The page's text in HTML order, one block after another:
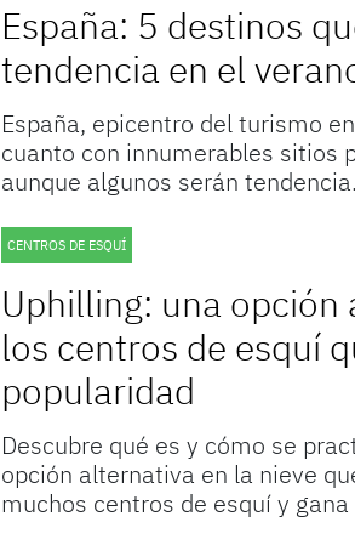
España: 5 destinos
tendencia en el
España, epicentro del turismo
cuanto con innumerables sitios
aunque algunos serán
CENTROS DE ESQUÍ
Uphilling: una opción
los centros de esquí
popularidad
Descubre qué es y cómo se
opción alternativa en la nieve
muchos centros de esquí y